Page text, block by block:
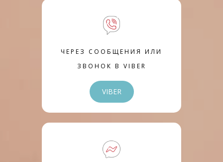
ЧЕРЕЗ СООБЩЕНИЯ ИЛИ
ЗВОНОК В VIBER
VIBER